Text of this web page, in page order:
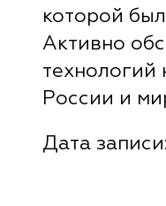
которой
Активно
технологий
России и
Дата